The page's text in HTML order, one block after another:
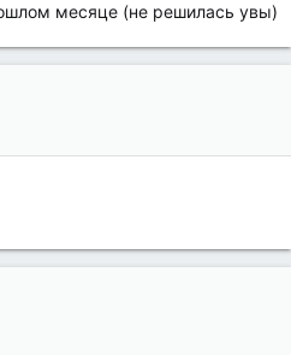
месяце (не решилась увы)